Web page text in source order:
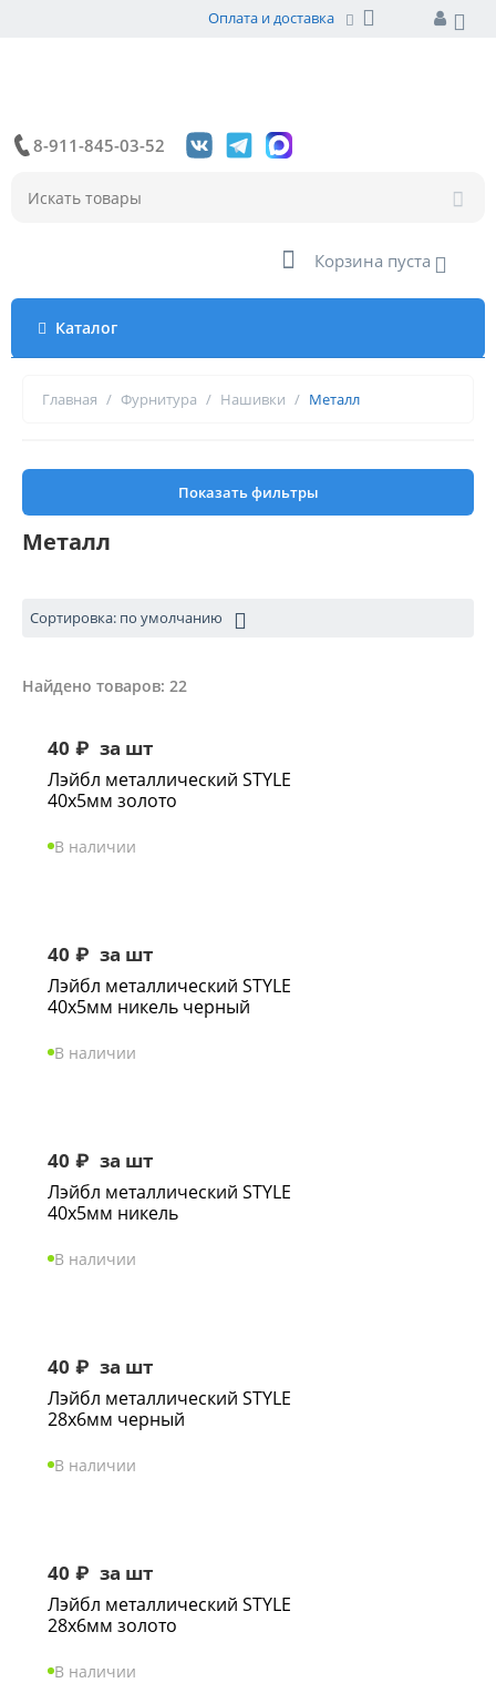
Оплата и доставка
8-911-845-03-52
Корзина пуста
Каталог
Главная / Фурнитура / Нашивки / Металл
Показать фильтры
Металл
Сортировка: по умолчанию
Найдено товаров: 22
40 ₽ за шт
Лэйбл металлический STYLE
40х5мм золото
В наличии
40 ₽ за шт
Лэйбл металлический STYLE
40х5мм никель черный
В наличии
40 ₽ за шт
Лэйбл металлический STYLE
40х5мм никель
В наличии
40 ₽ за шт
Лэйбл металлический STYLE
28х6мм черный
В наличии
40 ₽ за шт
Лэйбл металлический STYLE
28х6мм золото
В наличии